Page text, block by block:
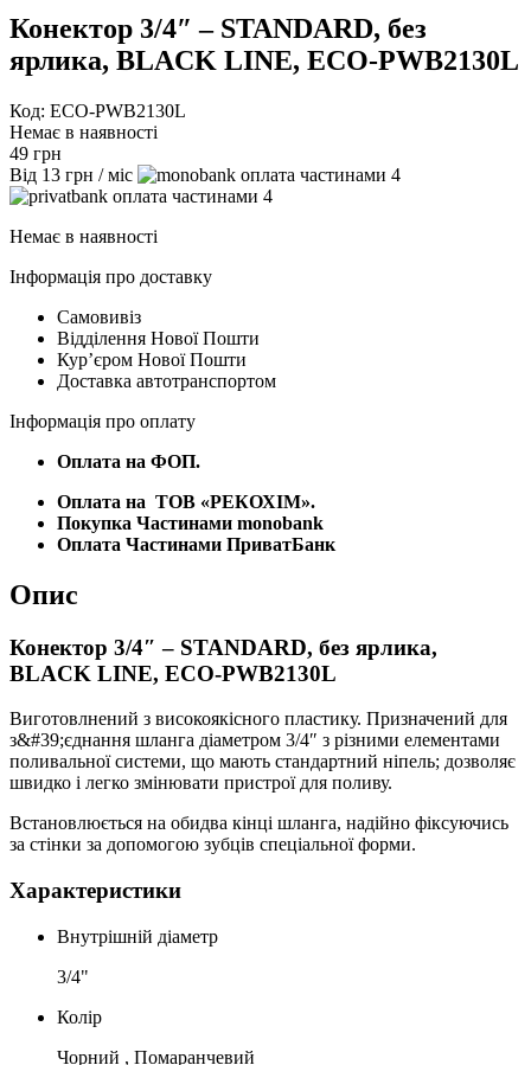
Конектор 3/4″ – STANDARD, без
ярлика, BLACK LINE, ECO-PWB2130L
Код: ECO-PWB2130L
Немає в наявності
49 грн
Від 13 грн / міс
4
4
Немає в наявності
Інформація про доставку
Самовивіз
Відділення Нової Пошти
Курʼєром Нової Пошти
Доставка автотранспортом
Інформація про оплату
Оплата на ФОП.
Оплата на ТОВ «РЕКОХІМ».
Покупка Частинами monobank
Оплата Частинами ПриватБанк
Опис
Конектор 3/4″ – STANDARD, без ярлика,
BLACK LINE, ECO-PWB2130L
Виготовлнений з високоякісного пластику. Призначений для
з&#39;єднання шланга діаметром 3/4″ з різними елементами
поливальної системи, що мають стандартний ніпель; дозволяє
швидко і легко змінювати пристрої для поливу.
Встановлюється на обидва кінці шланга, надійно фіксуючись
за стінки за допомогою зубців спеціальної форми.
Характеристики
Внутрішній діаметр
3/4"
Колір
Чорний , Помаранчевий